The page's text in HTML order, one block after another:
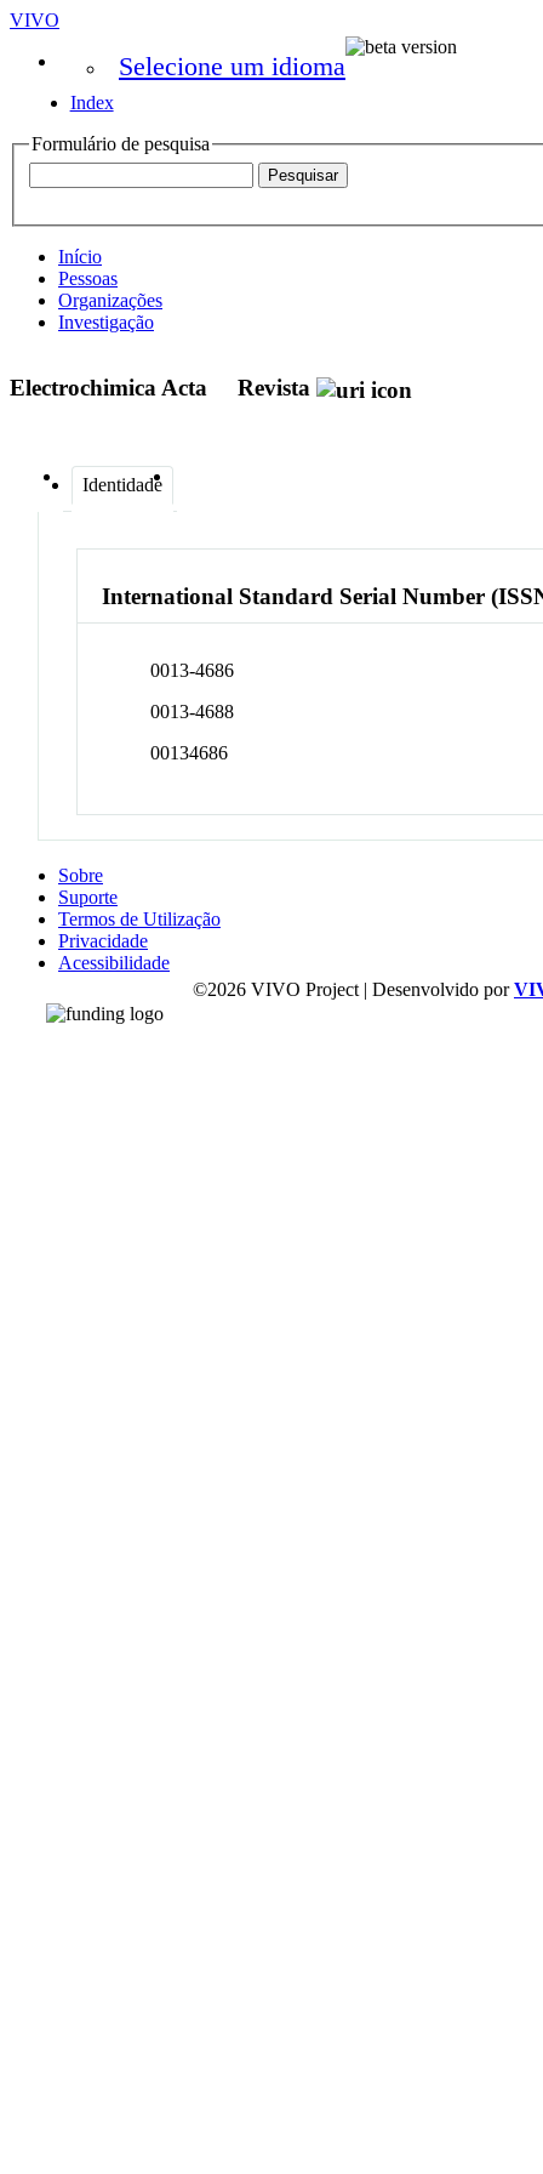
VIVO
Selecione um idioma
Index
Formulário de pesquisa
Início
Pessoas
Organizações
Investigação
Electrochimica Acta Revista
Identidade
International Standard Serial Number
0013-4686
0013-4688
00134686
Sobre
Suporte
Termos de Utilização
Privacidade
Acessibilidade
©2026 VIVO Project | Desenvolvido por